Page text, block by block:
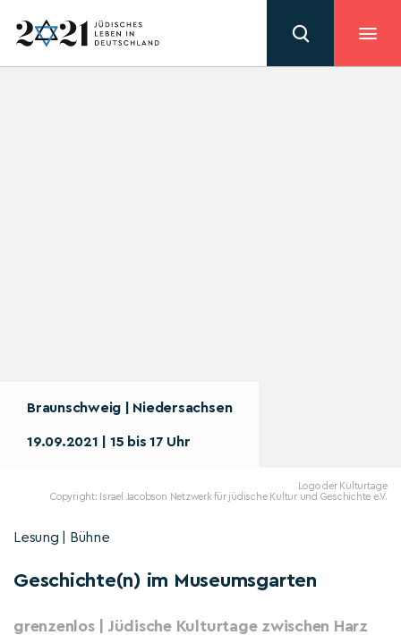
Braunschweig | Niedersachsen
19.09.2021 | 15 bis 17 Uhr
Logo der Kulturtage
Copyright: Israel Jacobson Netzwerk für jüdische Kultur und Geschichte e.V.
Lesung | Bühne
Geschichte(n) im Museumsgarten
grenzenlos | Jüdische Kulturtage zwischen Harz